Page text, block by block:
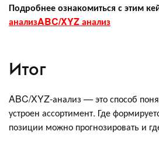
Подробнее ознакомиться с этим
анализABC/XYZ анализ
Итог
ABC/XYZ-анализ — это способ
устроен ассортимент. Где
позиции можно прогнозировать и